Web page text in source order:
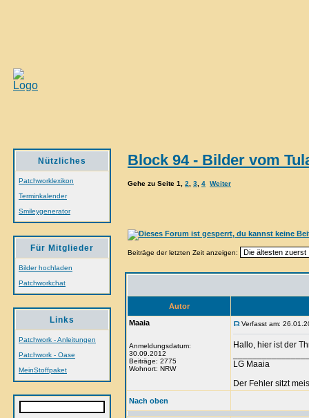
Nützliches
Patchworklexikon
Terminkalender
Smileygenerator
Für Mitglieder
Bilder hochladen
Patchworkchat
Links
Patchwork - Anleitungen
Patchwork - Oase
MeinStoffpaket
Block 94 - Bilder vom
Gehe zu Seite 1 2 3 4 Weiter
Beiträge der letzten Zeit anzeigen:
Autor
Maaia
Anmeldungsdatum:
30.09.2012
Beiträge: 2775
Wohnort: NRW
Verfasst am:
Hallo, hier ist der
LG Maaia
Der Fehler sitzt
Nach oben